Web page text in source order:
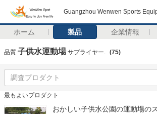
Guangzhou Wenwen Sports
ホーム 製品 企業情報
品質 子供水運動場サプライヤー. (75)
最もよいプロダクト
おかしい子供水公園の運動場の